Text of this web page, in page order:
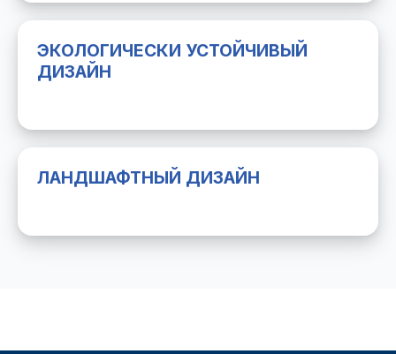
ЭКОЛОГИЧЕСКИ УСТОЙЧИВЫЙ
ДИЗАЙН
ЛАНДШАФТНЫЙ ДИЗАЙН